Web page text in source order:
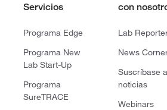
Servicios
Programa Edge
Programa New
Lab Start-Up
Programa
SureTRACE
con
Lab
News
Suscríbase
noticias
Webinars